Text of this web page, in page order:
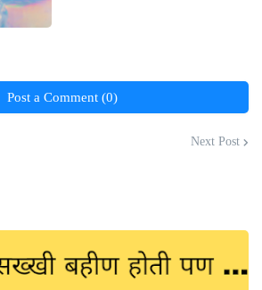
Post a Comment (0)
Next Post